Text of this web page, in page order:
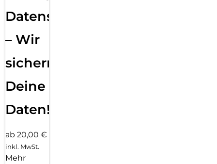
Datensicherung
– Wir
sichern
Deine
Daten!
ab 20,00 €
inkl. MwSt.
Mehr